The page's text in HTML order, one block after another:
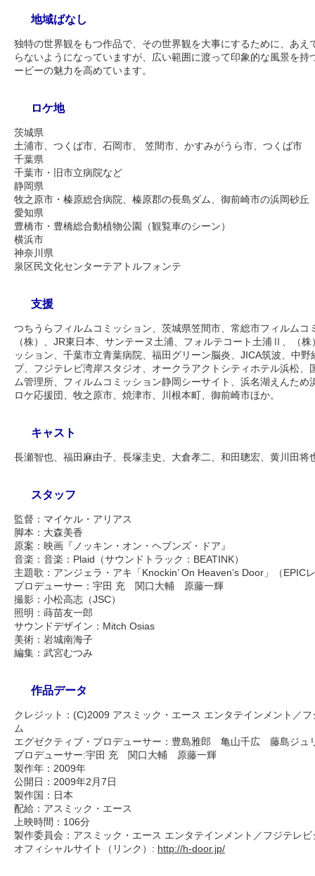
地域ばなし
独特の世界観をもつ作品で、その世界観を大事にするために、あえ
らないようになっていますが、広い範囲に渡って印象的な風景を
ービーの魅力を高めています。
ロケ地
茨城県
土浦市、つくば市、石岡市、 笠間市、かすみがうら市、つくば市
千葉県
千葉市・旧市立病院など
静岡県
牧之原市・榛原総合病院、榛原郡の長島ダム、御前崎市の浜岡砂丘
愛知県
豊橋市・豊橋総合動植物公園（観覧車のシーン）
横浜市
神奈川県
泉区民文化センターテアトルフォンテ
支援
つちうらフィルムコミッション、茨城県笠間市、常総市フィルムコ
（株）、JR東日本、サンテーヌ土浦、フォルテコート土浦Ⅱ、（
ッション、千葉市立青葉病院、福田グリーン脳炎、JICA筑波、中
プ、フジテレビ湾岸スタジオ、オークラアクトシティホテル浜松、
ム管理所、フィルムコミッション静岡シーサイト、浜名湖えんた
ロケ応援団、牧之原市、焼津市、川根本町、御前崎市ほか。
キャスト
長瀬智也、福田麻由子、長塚圭史、大倉孝二、和田聰宏、黄川田将
スタッフ
監督：マイケル・アリアス
脚本：大森美香
原案：映画『ノッキン・オン・ヘブンズ・ドア』
音楽：音楽：Plaid（サウンドトラック：BEATINK）
主題歌：アンジェラ・アキ「Knockin’ On Heaven’s Door」（EPIC
プロデューサー：宇田 充 関口大輔 原藤一輝
撮影：小松高志（JSC）
照明：蒔苗友一郎
サウンドデザイン：Mitch Osias
美術：岩城南海子
編集：武宮むつみ
作品データ
クレジット：(C)2009 アスミック・エース エンタテインメント／
ム
エグゼクティブ・プロデューサー：豊島雅郎 亀山千広 藤島ジュ
プロデューサー:宇田 充 関口大輔 原藤一輝
製作年：2009年
公開日：2009年2月7日
製作国：日本
配給：アスミック・エース
上映時間：106分
製作委員会：アスミック・エース エンタテインメント／フジテレ
オフィシャルサイト（リンク）: http://h-door.jp/